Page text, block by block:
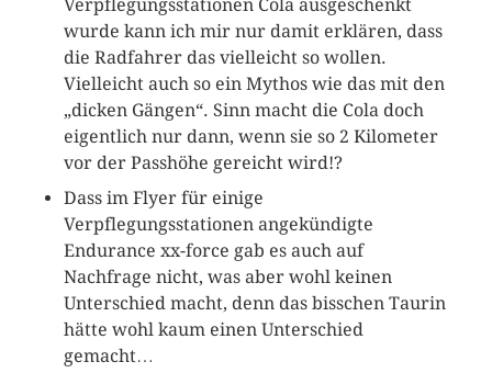
Verpflegungsstationen Cola ausgeschenkt
wurde kann ich mir nur damit erklären, dass
die Radfahrer das vielleicht so wollen.
Vielleicht auch so ein Mythos wie das mit den
„dicken Gängen“. Sinn macht die Cola doch
eigentlich nur dann, wenn sie so 2 Kilometer
vor der Passhöhe gereicht wird!?
Dass im Flyer für einige
Verpflegungsstationen angekündigte
Endurance xx-force gab es auch auf
Nachfrage nicht, was aber wohl keinen
Unterschied macht, denn das bisschen Taurin
hätte wohl kaum einen Unterschied
gemacht…